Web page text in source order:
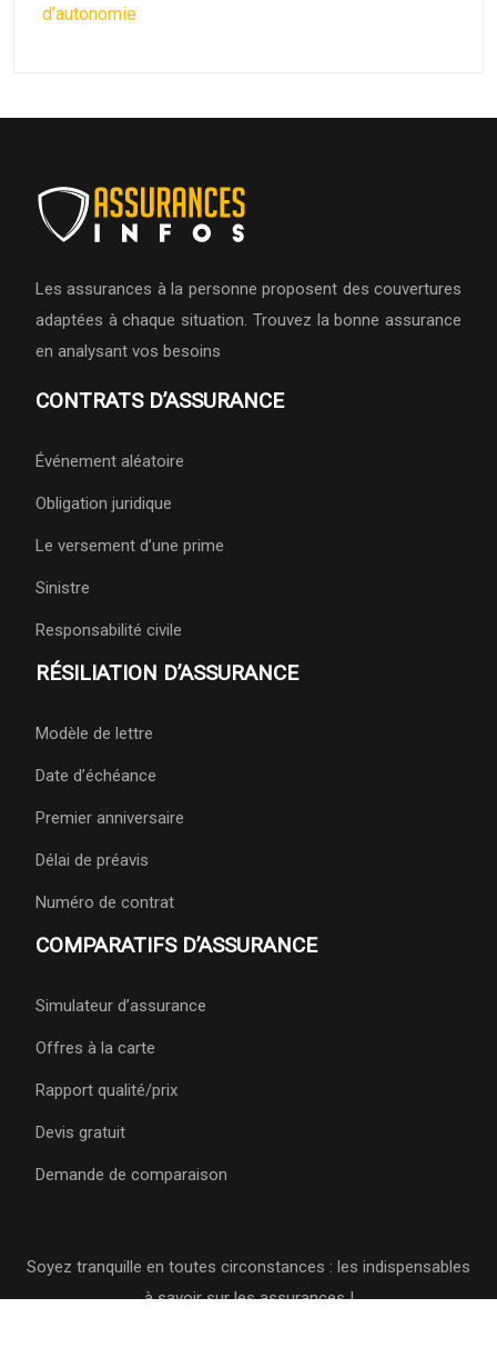
d’autonomie
Les assurances à la personne proposent des couvertures
adaptées à chaque situation. Trouvez la bonne assurance
en analysant vos besoins
CONTRATS D’ASSURANCE
Événement aléatoire
Obligation juridique
Le versement d’une prime
Sinistre
Responsabilité civile
RÉSILIATION D’ASSURANCE
Modèle de lettre
Date d’échéance
Premier anniversaire
Délai de préavis
Numéro de contrat
COMPARATIFS D’ASSURANCE
Simulateur d’assurance
Offres à la carte
Rapport qualité/prix
Devis gratuit
Demande de comparaison
Soyez tranquille en toutes circonstances : les indispensables
à savoir sur les assurances !